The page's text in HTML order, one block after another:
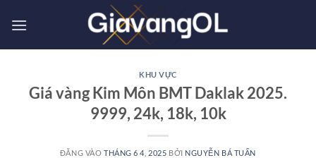
qua
KHU VỰC
Giá vàng Kim Môn BMT Daklak 2025.
9999, 24k, 18k, 10k
ĐĂNG VÀO THÁNG 6 4, 2025 BỞI NGUYỄN BÁ TUẤN